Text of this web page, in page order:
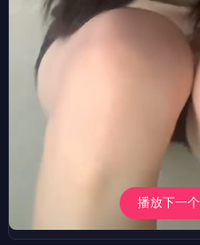
播放下一个